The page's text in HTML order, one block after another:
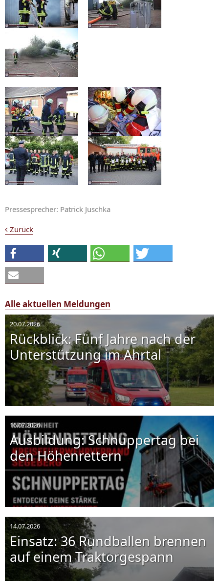
Pressesprecher: Patrick Juschka
Zurück
Alle aktuellen Meldungen
20.07.2026
Rückblick: Fünf Jahre nach der
Unterstützung im Ahrtal
16.07.2026
Ausbildung: Schnuppertag bei
den Höhenrettern
14.07.2026
Einsatz: 36 Rundballen brennen
auf einem Traktorgespann